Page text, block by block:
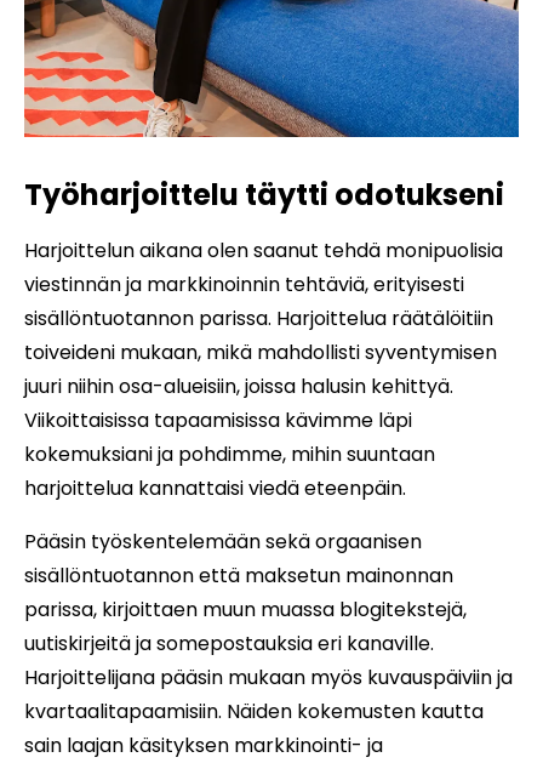
Työharjoittelu täytti odotukseni
Harjoittelun aikana olen saanut tehdä monipuolisia
viestinnän ja markkinoinnin tehtäviä, erityisesti
sisällöntuotannon parissa. Harjoittelua räätälöitiin
toiveideni mukaan, mikä mahdollisti syventymisen
juuri niihin osa-alueisiin, joissa halusin kehittyä.
Viikoittaisissa tapaamisissa kävimme läpi
kokemuksiani ja pohdimme, mihin suuntaan
harjoittelua kannattaisi viedä eteenpäin.
Pääsin työskentelemään sekä orgaanisen
sisällöntuotannon että maksetun mainonnan
parissa, kirjoittaen muun muassa blogitekstejä,
uutiskirjeitä ja somepostauksia eri kanaville.
Harjoittelijana pääsin mukaan myös kuvauspäiviin ja
kvartaalitapaamisiin. Näiden kokemusten kautta
sain laajan käsityksen markkinointi- ja